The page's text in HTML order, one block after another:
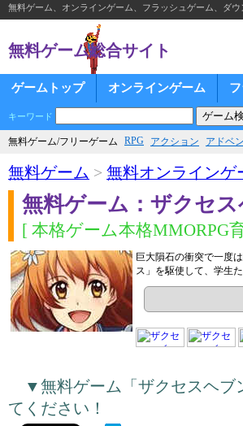
無料ゲーム、オンラインゲーム、フラッシュゲーム、ダ
無料ゲーム総合サイト
ゲームトップ オンラインゲーム
キーワード
無料ゲーム/フリーゲーム RPG アクション アドベ
無料ゲーム > 無料オンラインゲ
無料ゲーム：ザクセ
[ 本格ゲーム本格MMORPG
巨大隕石の衝突で一度
ス」を駆使して、学生
▼無料ゲーム「ザクセスヘブ
てください！